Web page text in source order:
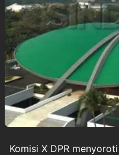
Komisi X DPR